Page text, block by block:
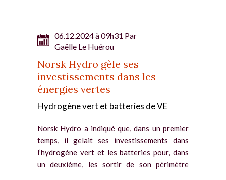
06.12.2024 à 09h31 Par
Gaëlle Le Huérou
Norsk Hydro gèle ses
investissements dans les
énergies vertes
Hydrogène vert et batteries de VE
Norsk Hydro a indiqué que, dans un premier
temps, il gelait ses investissements dans
l’hydrogène vert et les batteries pour, dans
un deuxième, les sortir de son périmètre